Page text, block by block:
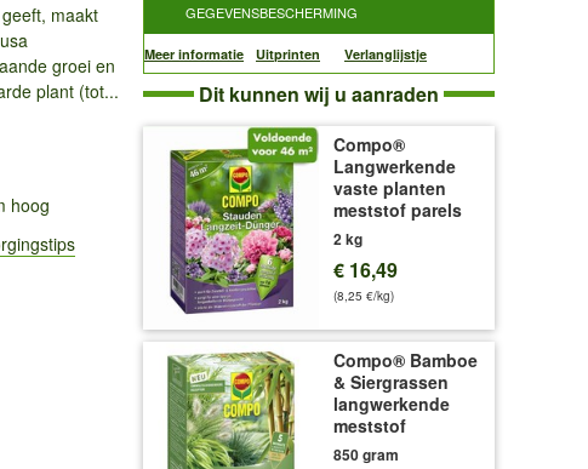
maakt
groei en
plant (tot...
hoog
GEGEVENSBESCHERMING
Meer informatie Uitprinten Verlanglijstje
Dit kunnen wij u aanraden
Compo®
Langwerkende
vaste planten
meststof parels
2 kg
€ 16,49
(8,25 €/kg)
Compo® Bamboe
& Siergrassen
langwerkende
meststof
850 gram